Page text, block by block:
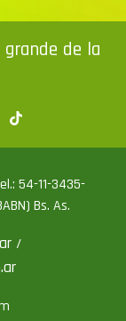
de la
Bs. As.
/